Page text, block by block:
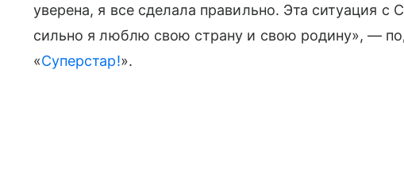
уверена, я все сделала правильно. Эта ситуация с
сильно я люблю свою страну и свою родину», —
«Суперстар!».